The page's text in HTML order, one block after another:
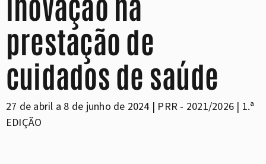
prestação de
cuidados de saúde
27 de abril a 8 de junho de 2024 | PRR - 2021/2026 | 1.ª
EDIÇÃO